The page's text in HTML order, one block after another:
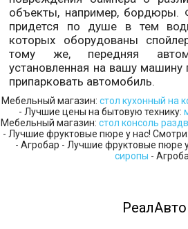
объекты, например, бордюры.
придется по душе в тем
которых оборудованы
тому же, передняя
установленная на вашу
припарковать автомобиль.
Мебельный магазин: стол кухонный на
- Лучшие цены на бытовую технику:
Мебельный магазин: стол консоль
- Лучшие фруктовые пюре у нас! Смотри:
- Агробар - Лучшие фруктовые пюре
сиропы -
РеалАвто